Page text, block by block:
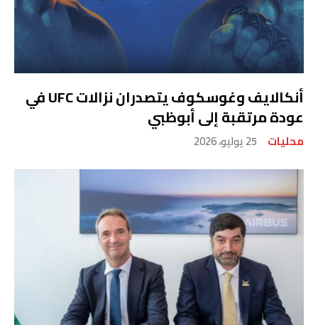
أنكالايف وغوسكوف يتصدران نزالات UFC في
عودة مرتقبة إلى أبوظبي
محليات 25 يوليو، 2026